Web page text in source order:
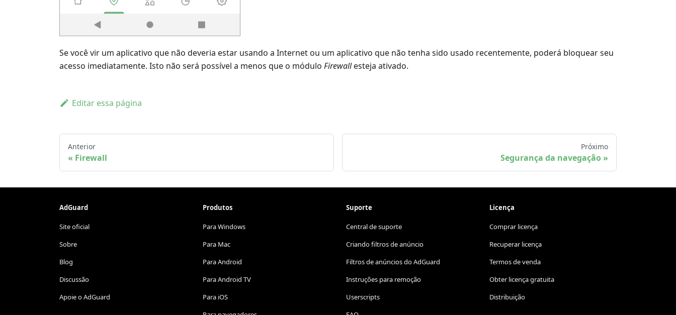
Se você vir um aplicativo que não deveria estar usando a Internet ou um aplicativo que não tenha sido usado recentemente, poderá bloquear seu
acesso imediatamente. Isto não será possível a menos que o módulo Firewallesteja ativado.
Editar essa página
Anterior
Firewall
Próximo
Segurança da navegação
AdGuard
Site oficial
Sobre
Blog
Discussão
Apoie o AdGuard
Produtos
Para Windows
Para Mac
Para Android
Para Android TV
Para iOS
Suporte
Central de suporte
Criando filtros de anúncio
Filtros de anúncios do AdGuard
Instruções para remoção
Userscripts
Licença
Comprar licença
Recuperar licença
Termos de venda
Obter licença gratuita
Distribuição